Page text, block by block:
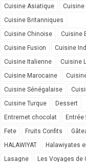
Cuisine Asiatique
Cuisine Britanniques
Cuisine Chinoise
Cuisine
Cuisine Fusion
Cuisine
Cuisine Italienne
Cuisine
Cuisine Marocaine
Cuisine Sénégalaise
Cuisine Turque
Dessert
Entremet chocolat
Fete
Fruits Confits
HALAWIYAT
Halawiyates
Lasagne
Les Voyages de